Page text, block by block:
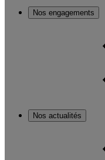
Nos engagements
Nos actualités